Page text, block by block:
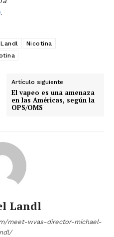
de las
boletín diario y
del vapeo y la
en tu correo
.
Nicotina
Artículo siguiente
El vapeo es una amenaza
en las Américas, según la
OPS/OMS
Landl
meet-wvas-director-michael-